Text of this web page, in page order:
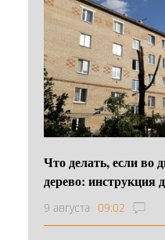
Что делать, если во
дерево: инструкция
9 августа 09:02